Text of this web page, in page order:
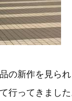
の新作を見ら
行ってきました